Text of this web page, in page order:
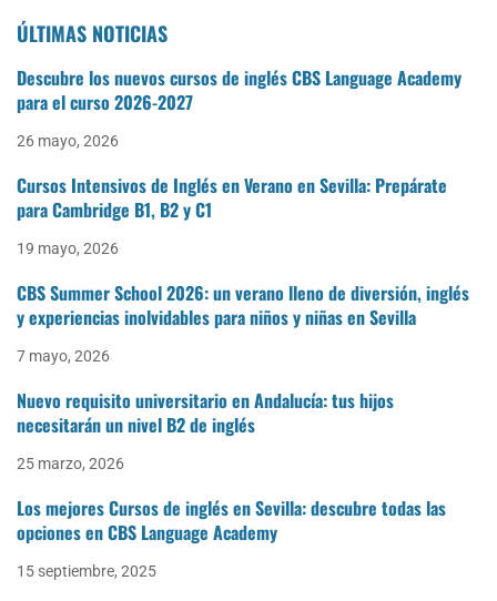
ÚLTIMAS NOTICIAS
Descubre los nuevos cursos de inglés CBS Language Academy
para el curso 2026-2027
26 mayo, 2026
Cursos Intensivos de Inglés en Verano en Sevilla: Prepárate
para Cambridge B1, B2 y C1
19 mayo, 2026
CBS Summer School 2026: un verano lleno de diversión, inglés
y experiencias inolvidables para niños y niñas en Sevilla
7 mayo, 2026
Nuevo requisito universitario en Andalucía: tus hijos
necesitarán un nivel B2 de inglés
25 marzo, 2026
Los mejores Cursos de inglés en Sevilla: descubre todas las
opciones en CBS Language Academy
15 septiembre, 2025